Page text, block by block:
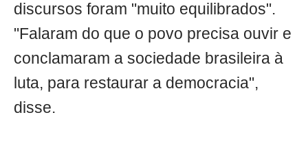
discursos foram "muito equilibrados".
"Falaram do que o povo precisa ouvir e
conclamaram a sociedade brasileira à
luta, para restaurar a democracia",
disse.